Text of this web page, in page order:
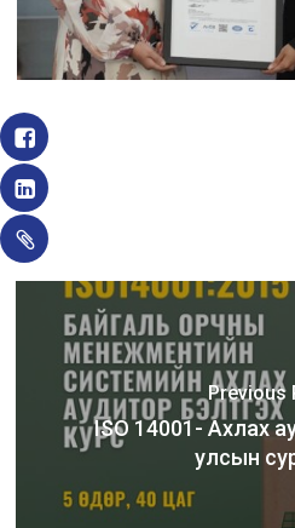
Previous
ISO 14001- Ахлах
улсын